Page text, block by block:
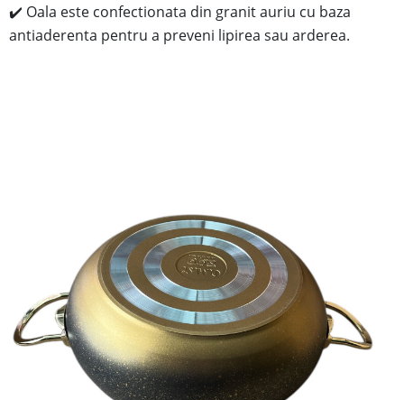
✔️ Oala este confectionata din granit auriu cu baza
antiaderenta pentru a preveni lipirea sau arderea.